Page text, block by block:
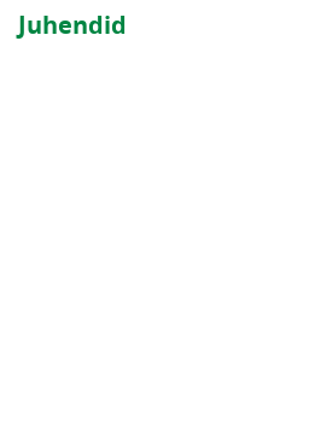
Juhendid